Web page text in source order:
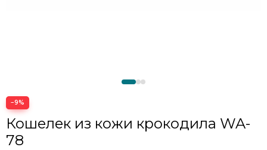
−9%
Кошелек из кожи крокодила WA-
78